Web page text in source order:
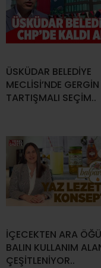
ÜSKÜDAR BELEDİYE
MECLİSİ’NDE
TARTIŞMALI SEÇİM..
İÇECEKTEN ARA
BALIN KULLANIM
ÇEŞİTLENİYOR..